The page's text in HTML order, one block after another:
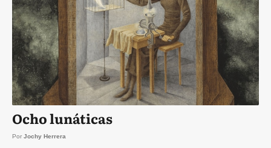
Ocho lunáticas
Por Jochy Herrera